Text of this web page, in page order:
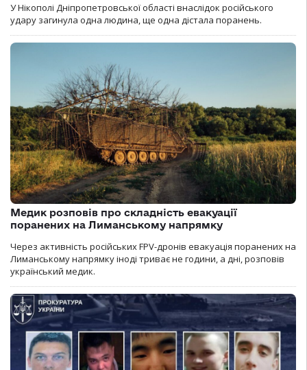
У Нікополі Дніпропетровської області внаслідок російського
удару загинула одна людина, ще одна дістала поранень.
Медик розповів про складність евакуації
поранених на Лиманському напрямку
Через активність російських FPV-дронів евакуація поранених на
Лиманському напрямку іноді триває не години, а дні, розповів
український медик.